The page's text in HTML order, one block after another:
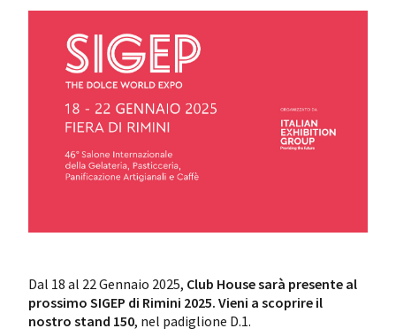
Dal 18 al 22 Gennaio 2025, Club House sarà presente al
prossimo SIGEP di Rimini 2025. Vieni a scoprire il
nostro stand 150, nel padiglione D.1.